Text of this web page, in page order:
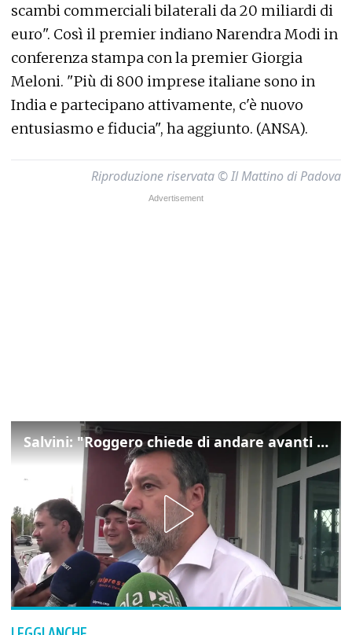
scambi commerciali bilaterali da 20 miliardi di
euro". Così il premier indiano Narendra Modi in
conferenza stampa con la premier Giorgia
Meloni. "Più di 800 imprese italiane sono in
India e partecipano attivamente, c'è nuovo
entusiasmo e fiducia", ha aggiunto. (ANSA).
Riproduzione riservata © Il Mattino di Padova
Salvini: "Roggero chiede di andare avanti su norma anti-risarcimenti"